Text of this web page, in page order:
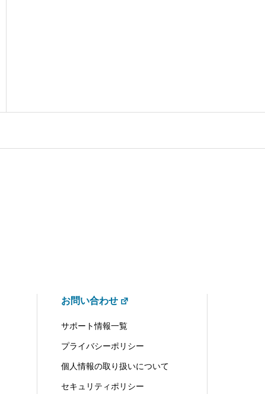
お問い合わせ
サポート情報一覧
プライバシーポリシー
個人情報の取り扱いについて
セキュリティポリシー